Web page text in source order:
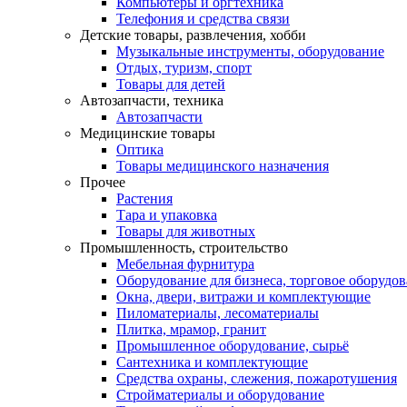
Телефония и средства связи
Детские товары, развлечения, хобби
Музыкальные инструменты, оборудование
Отдых, туризм, спорт
Товары для детей
Автозапчасти, техника
Автозапчасти
Медицинские товары
Оптика
Товары медицинского назначения
Прочее
Растения
Тара и упаковка
Товары для животных
Промышленность, строительство
Мебельная фурнитура
Оборудование для бизнеса, торговое
Окна, двери, витражи и комплектующие
Пиломатериалы, лесоматериалы
Плитка, мрамор, гранит
Промышленное оборудование, сырьё
Сантехника и комплектующие
Средства охраны, слежения, пожаротушения
Стройматериалы и оборудование